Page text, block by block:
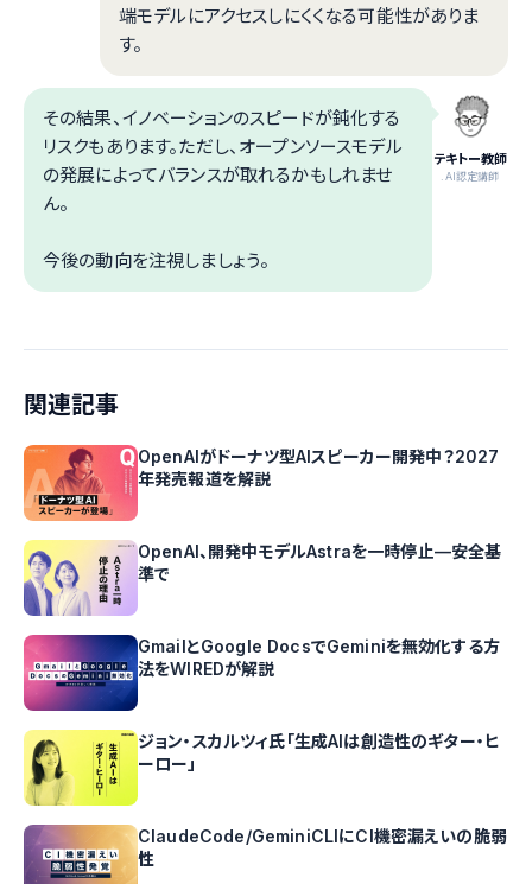
端モデルにアクセスしにくくなる可能性がありま
す。
テキトー教師
.AI認定講師
その結果、イノベーションのスピードが鈍化する
リスクもあります。ただし、オープンソースモデル
の発展によってバランスが取れるかもしれませ
ん。
今後の動向を注視しましょう。
関連記事
OpenAIがドーナツ型AIスピーカー開発中？2027
年発売報道を解説
OpenAI、開発中モデルAstraを一時停止—安全基
準で
GmailとGoogle DocsでGeminiを無効化する方
法をWIREDが解説
ジョン・スカルツィ氏「生成AIは創造性のギター・ヒ
ーロー」
ClaudeCode/GeminiCLIにCI機密漏えいの脆弱
性